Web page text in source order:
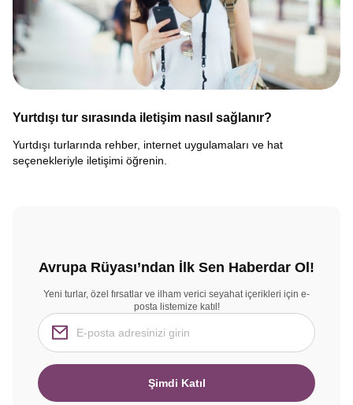
Yurtdışı tur sırasında iletişim nasıl sağlanır?
Yurtdışı turlarında rehber, internet uygulamaları ve hat
seçenekleriyle iletişimi öğrenin.
Avrupa Rüyası’ndan İlk Sen Haberdar Ol!
Yeni turlar, özel fırsatlar ve ilham verici seyahat içerikleri için e-
posta listemize katıl!
Şimdi Katıl